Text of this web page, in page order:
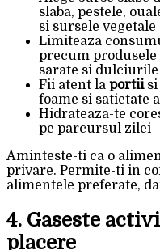
slaba, pestele,
si sursele
Limiteaza
precum produsele
sarate si dulciurile
Fii atent la portiisi
foame si satietate
Hidrateaza-te
pe parcursul zilei
Aminteste-ti ca o
privare. Permite-ti in
alimentele preferate,
4. Gaseste
placere